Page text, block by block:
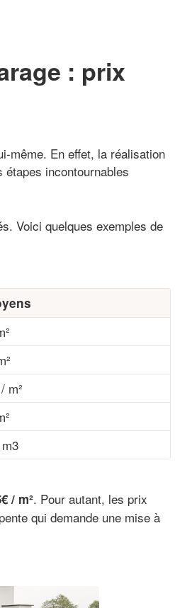
: prix
même. En effet, la réalisation
étapes incontournables
Voici quelques exemples de
m²
/ m². Pour autant, les prix
qui demande une mise à